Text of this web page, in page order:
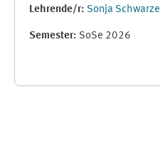
Lehrende/r: Sonja Schwarze
Semester: SoSe 2026